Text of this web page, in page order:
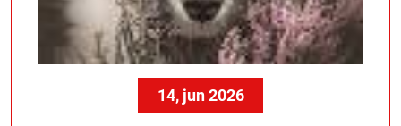
14, jun 2026